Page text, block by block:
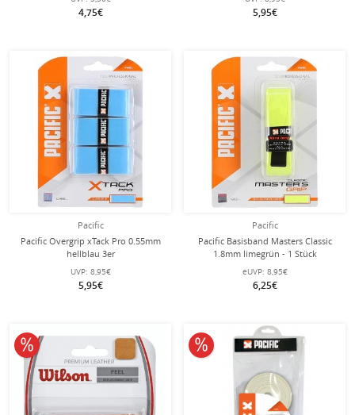
4,75€ 5,95€
Pacific
Pacific Overgrip xTack Pro 0.55mm
hellblau 3er
UVP: 8,95€
5,95€
Pacific
Pacific Basisband Masters Classic
1.8mm limegrün - 1 Stück
eUVP: 8,95€
6,25€
10% reduziert 10% reduziert